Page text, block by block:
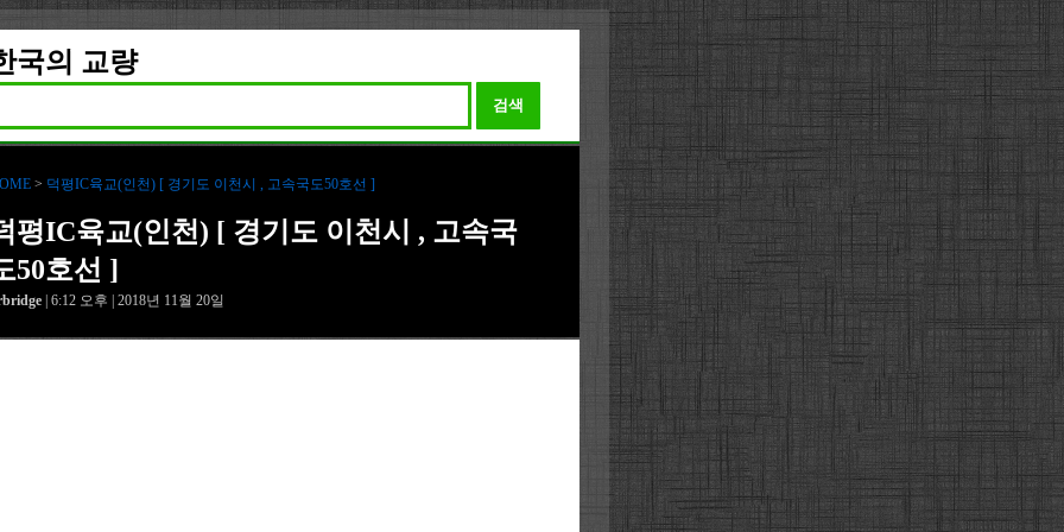
국의 교량
검색
> 덕평IC육교(인천) [ 경기도 이천시 , 고속국도50호선 ]
평IC육교(인천) [ 경기도 이천시 , 고속국
50호선 ]
| 6:12 오후 | 2018년 11월 20일